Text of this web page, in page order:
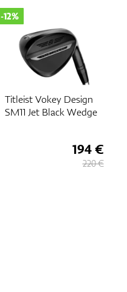
Titleist Vokey Design
SM11 Jet Black Wedge
-12%
194 €
220 €